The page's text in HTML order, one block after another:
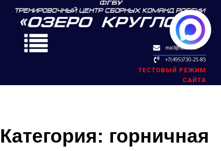
mail@sbok.ru
+7(495)730-25-85
ТЕСТОВЫЙ РЕЖИМ
САЙТА
Категория: горничная